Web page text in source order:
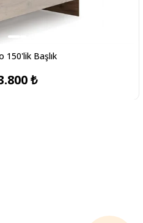
150'lik Başlık
₺